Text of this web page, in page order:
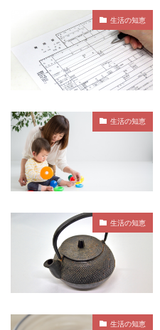
生活の知恵
生活の知恵
生活の知恵
生活の知恵